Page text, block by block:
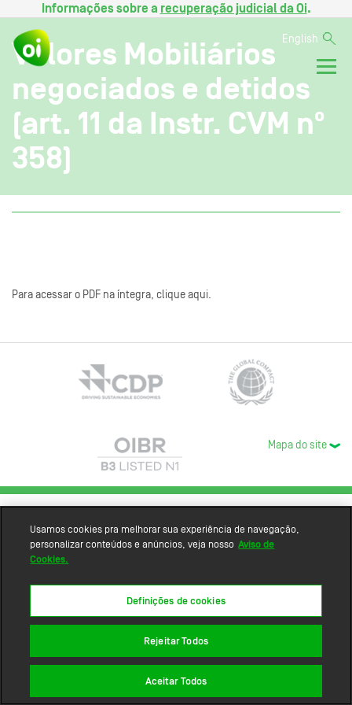
Informações sobre a recuperação judicial da Oi.
English
Valores Mobiliários
negociados e detidos
(art. 11 da Instr. CVM nº
358)
Para acessar o PDF na íntegra, clique aqui.
Mapa do site
Usamos cookies pra melhorar sua experiência de navegação,
personalizar conteúdos e anúncios, veja nosso Aviso de
Cookies.
Definições de cookies
Rejeitar Todos
Aceitar Todos